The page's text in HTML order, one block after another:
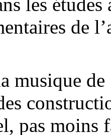
les
de
musique
pas moins